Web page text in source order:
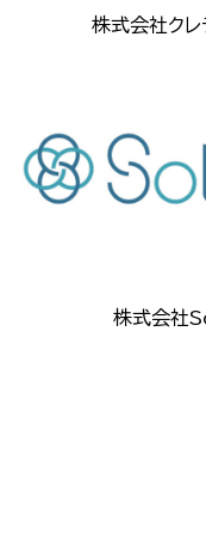
株式会社クレ
株式会社